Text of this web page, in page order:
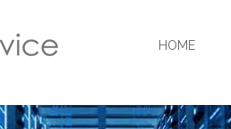
HOME